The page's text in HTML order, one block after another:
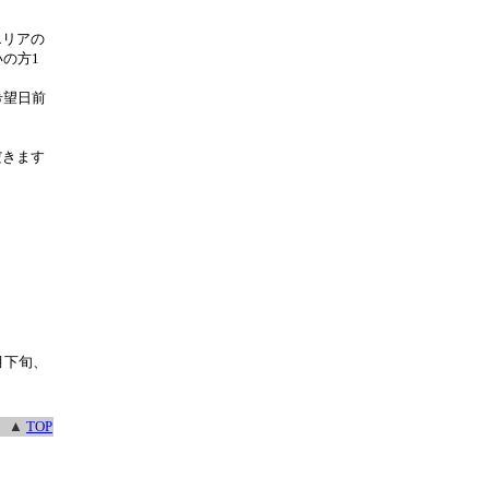
アの
方1
日前
ます
旬、
▲ TOP